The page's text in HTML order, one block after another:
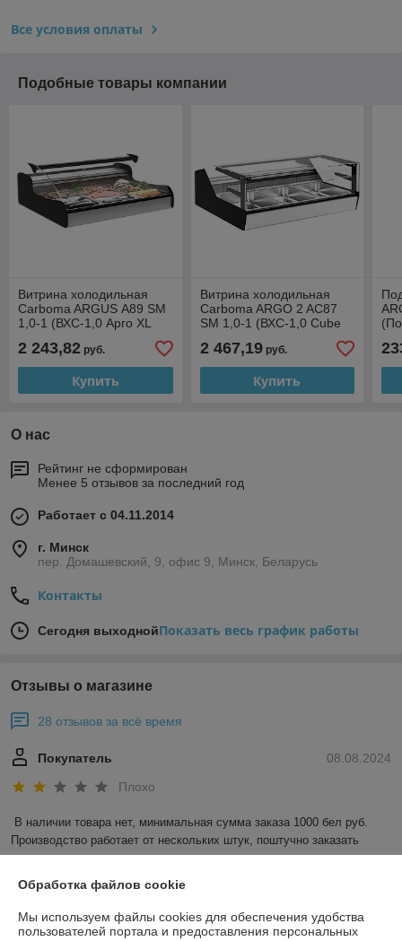
Все условия оплаты
Подобные товары компании
Витрина холодильная
Carboma ARGUS А89 SM
1,0-1 (ВХС-1,0 Арго XL
2 243,82 руб.
Купить
Витрина холодильная
Carboma ARGO 2 AC87
SM 1,0-1 (ВХС-1,0 Cube
2 467,19руб.
Купить
О нас
Рейтинг не сформирован
Менее 5 отзывов за последний год
Работает с 04.11.2014
г. Минск
пер. Домашевский, 9, офис 9, Минск, Беларусь
Контакты
Сегодня выходнойПоказать весь график работы
Отзывы о магазине
28 отзывов за всё время
08.08.2024
Покупатель
Плохо
В наличии товара нет, минимальная сумма заказа 1000 бел руб.
Производство работает от нескольких штук, поштучно заказать
нельзя.
Сделка подтверждена через корзину
Обработка файлов cookie
Мы используем файлы cookies для обеспечения удобства
пользователей портала и предоставления персональных